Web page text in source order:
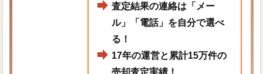
査定結果の連絡は「メー
ル」「電話」を自分で選べ
る！
17年の運営と累計15万件の
売却査定実績！